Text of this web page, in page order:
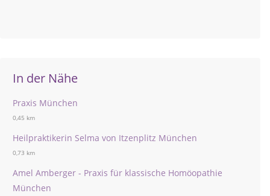
In der Nähe
Praxis München
0,45 km
Heilpraktikerin Selma von Itzenplitz München
0,73 km
Amel Amberger - Praxis für klassische Homöopathie
München